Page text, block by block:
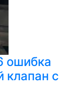
ошибкa
клапан c